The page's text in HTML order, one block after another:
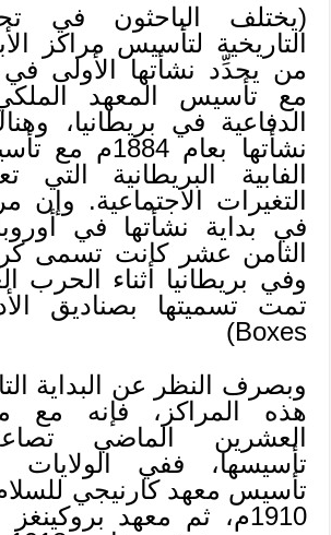
(يختلف الباحثون في
التاريخية لتأسيس مراكز
مع تأسيس المعهد
الدفاعية في بريطانيا،
نشأتها بعام
الفابية البريطانية التي
التغيرات الاجتماعية. وإن
في بداية نشأتها في
الثامن عشر كانت تسمى
وفي بريطانيا أثناء الحرب
Boxes)
وبصرف النظر عن البداية
هذه المراكز، فإنه مع
العشرين الماضي
تأسيسها، ففي الولايات
تأسيس معهد كارنيجي